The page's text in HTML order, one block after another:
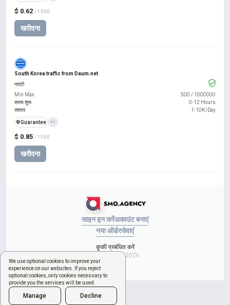
We use optional cookies to improve your
experience on our websites. If you reject
optional cookies, only cookies necessary to
provide you the services will be used.
Manage Decline
$ 0.62 / 1000
खरीदना
South Korea traffic from Daum.net
$ 0.85 / 1000
खरीदना
गारंटी
Min Max
500 / 1000000
समय शुरू
0-12 Hours
रफ़्तार
1-10K/Day
️🛡️Guarantee +1
साइन इन करेंअकाउंट बनाएं
नया ऑर्डरसेवाएं
कुकी प्रबंधित करें
Copyright © 2026